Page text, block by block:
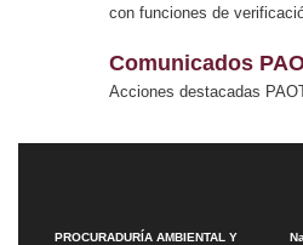
con funciones de
Comunicados
Acciones destacadas
PROCURADURÍA AMBIENTAL Y